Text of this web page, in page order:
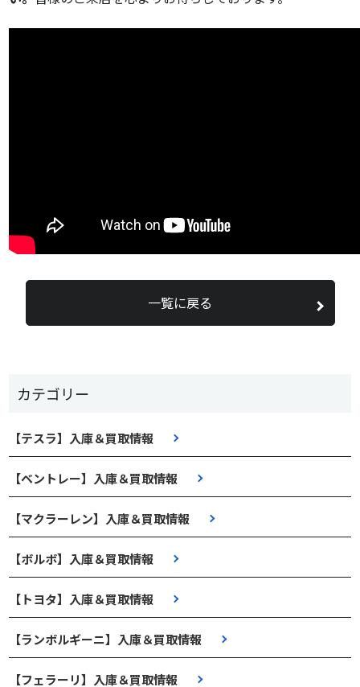
カテゴリー
【テスラ】入庫＆買取情報
【ベントレー】入庫＆買取情報
【マクラーレン】入庫＆買取情報
【ボルボ】入庫＆買取情報
【トヨタ】入庫＆買取情報
【ランボルギーニ】入庫＆買取情報
【フェラーリ】入庫＆買取情報
一覧に戻る